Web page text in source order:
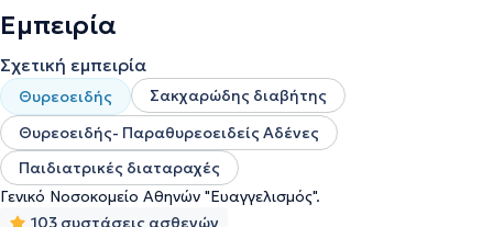
εμπειρία, έχοντας εργαστεί τόσο στον ιδιωτικό, όσο και στο
διδασκαλίας ιατρικών μαθημάτων στο "Ιπποκράτειο Κέντρο
Κλασσικής Ομοιοπαθητικής" από το 2007. Τέλος, ο γιατρός στα
πλαίσια της δια βίου εκπαίδευσης του έχει συμμετάσχει σε
πληθώρα επιστημονικών συνεδρίων και εκπαιδευτικών
σεμιναρίων Ενδοκρινολογίας.
Εμπειρία
Σχετική εμπειρία
Θυρεοειδής
Σακχαρώδης διαβήτης
Θυρεοειδής- Παραθυρεοειδείς Αδένες
Παιδιατρικές διαταραχές
Γενικό Νοσοκομείο Αθηνών "Ευαγγελισμός".
103 συστάσεις ασθενών